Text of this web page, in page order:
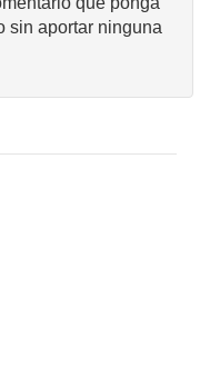
sin aportar ninguna